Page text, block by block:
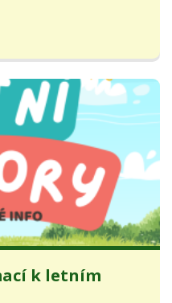
k letním